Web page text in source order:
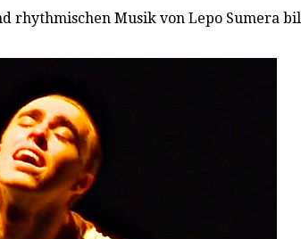
rhythmischen Musik von Lepo Sumera